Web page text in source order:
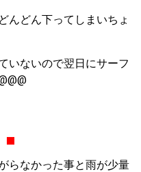
んどん下ってしまいちょ
いないので翌日にサーフ
■
らなかった事と雨が少量